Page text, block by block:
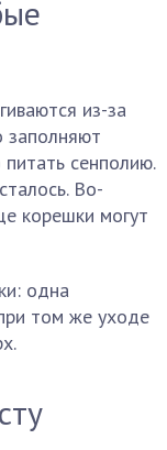
из-за
заполняют
сенполию.
Во-
корешки могут
одна
том же уходе